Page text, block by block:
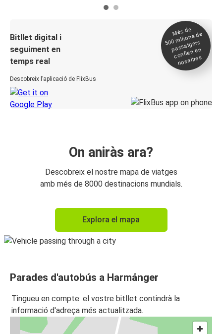
Bitllet digital i
seguiment en
temps real
Descobreix l’aplicació de FlixBus
Més de
500
milions de
passatgers
confien en
nosaltres
On aniràs ara?
Descobreix el nostre mapa de viatges
amb més de 8000 destinacions mundials.
Explora el mapa
Parades d'autobús a Harmånger
Tingueu en compte: el vostre bitllet contindrà la
informació d'adreça més actualitzada.